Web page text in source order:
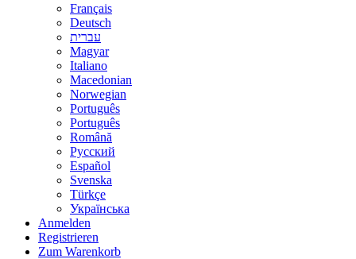
Français
Deutsch
עברית
Magyar
Italiano
Macedonian
Norwegian
Português
Português
Română
Русский
Español
Svenska
Türkçe
Українська
Anmelden
Registrieren
Zum Warenkorb